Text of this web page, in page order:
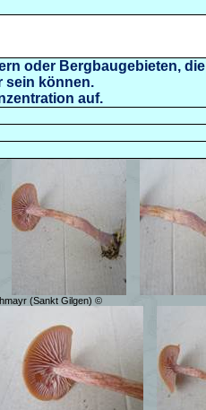
oder Bergbaugebieten, die
sein können.
auf.
(Sankt Gilgen) ©